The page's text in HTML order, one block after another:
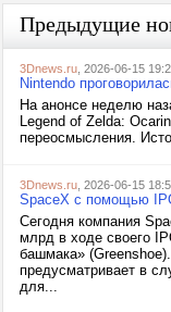
Предыдущие
3Dnews.ru , 2026-06-15
Nintendo
На анонсе неделю
Legend of Zelda:
переосмысления.
3Dnews.ru , 2026-06-15
SpaceX с помощью
Сегодня компания
млрд в ходе своего
башмака»
предусматривает в
для...